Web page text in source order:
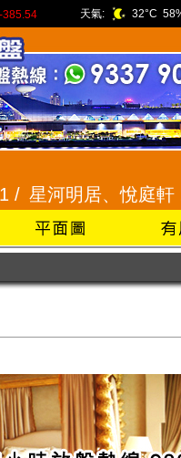
-385.54 天氣: 32°C
明居、悅庭軒 2116